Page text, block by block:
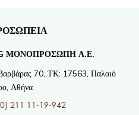
ΜΟΝΟΠΡΟΣΩΠΗ Α.Ε.
70, ΤΚ: 17563, Παλαιό
Αθήνα
211 11-19-942